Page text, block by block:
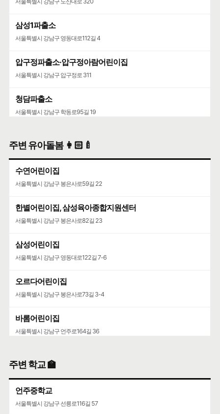
삼성1파출소
서울특별시 강남구 영동대로112길 4
압구정파출소·압구정아람어린이집
서울특별시 강남구 압구정로 311
청담파출소
서울특별시 강남구 학동로95길 19
서울특별시 강남구 삼성로 761
주변 유아돌봄 👩🏻‍🍼
수연어린이집
서울특별시 강남구 봉은사로59길 22
한별어린이집, 삼성육아종합지원센터
서울특별시 강남구 봉은사로82길 23
삼성어린이집
서울특별시 강남구 영동대로122길 7-6
오르다어린이집
서울특별시 강남구 봉은사로73길 3-4
바롬어린이집
서울특별시 강남구 언주로164길 36
서울특별시 강남구 도산대로56길 14
유치원
서울특별시 강남구 압구정로77길 28
주변 학교 🏫
언주중학교
서울특별시 강남구 선릉로116길 57